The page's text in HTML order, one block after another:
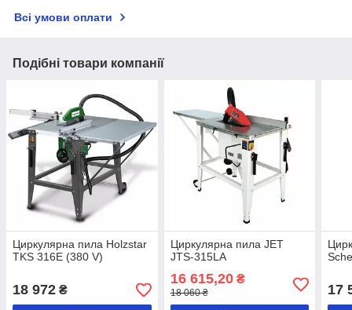
Всі умови оплати
Подібні товари компанії
Циркулярна пила Holzstar
TKS 316E (380 V)
18 972 ₴
Циркулярна пила JET
JTS-315LA
16 615,20₴
18 060 ₴ 17